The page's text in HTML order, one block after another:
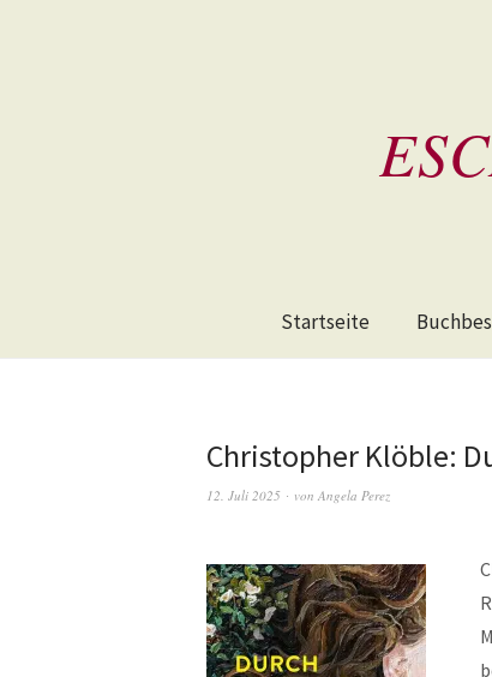
Startseite
Christopher Klöble:
12. Juli 2025 von Angela Perez